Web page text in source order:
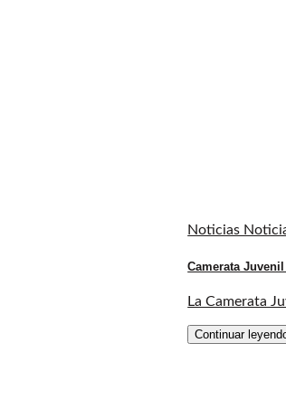
Noticias
Camerata
La Camerata
Continuar